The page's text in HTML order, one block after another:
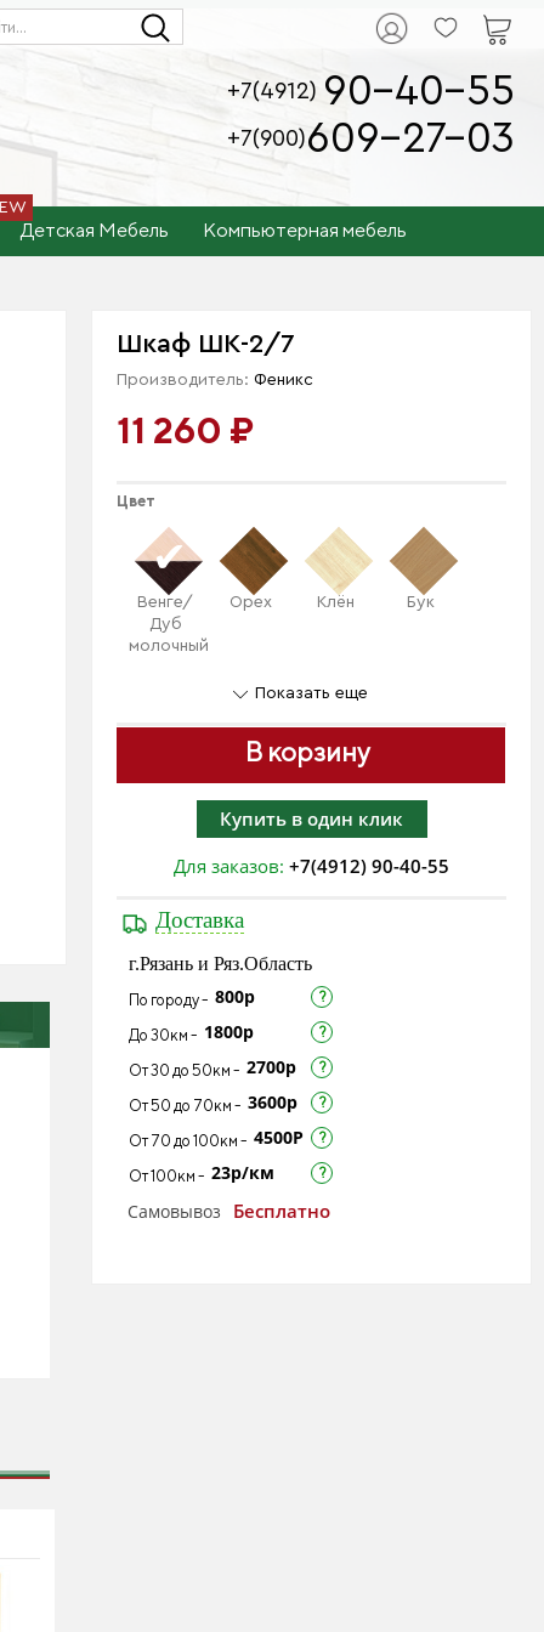
+7(4912) 90-40-55
+7(900)609-27-03
Детская Мебель Компьютерная мебель
Шкаф ШК-2/7
Производитель: Феникс
11 260 ₽
В корзину
Купить в один клик
Цвет
Венге/
Дуб
молочный
Орех Клён Бук
Показать еще
Для заказов:+7(4912) 90-40-55
Доставка
г.Рязань и Ряз.Область
По городу - 800р
До 30км - 1800р
От 30 до 50км - 2700р
От 50 до 70км - 3600р
От 70 до 100км - 4500Р
От 100км - 23р/км
Самовывоз
Бесплатно